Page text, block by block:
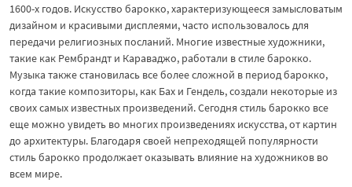
1600-х годов. Искусство барокко, характеризующееся замысловатым
дизайном и красивыми дисплеями, часто использовалось для
передачи религиозных посланий. Многие известные художники,
такие как Рембрандт и Караваджо, работали в стиле барокко.
Музыка также становилась все более сложной в период барокко,
когда такие композиторы, как Бах и Гендель, создали некоторые из
своих самых известных произведений. Сегодня стиль барокко все
еще можно увидеть во многих произведениях искусства, от картин
до архитектуры. Благодаря своей непреходящей популярности
стиль барокко продолжает оказывать влияние на художников во
всем мире.